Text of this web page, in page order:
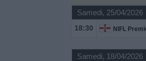
Samedi, 25/04/2026
18:30 NIFL
Samedi, 18/04/2026